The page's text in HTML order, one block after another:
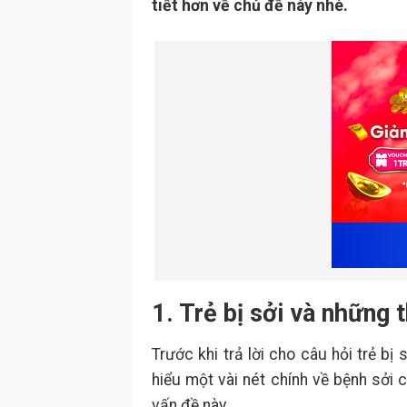
tiết hơn về chủ đề này nhé.
1. Trẻ bị sởi và những
Trước khi trả lời cho câu hỏi trẻ bị
hiểu một vài nét chính về bệnh sởi